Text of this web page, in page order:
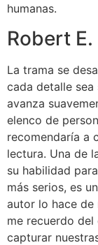
humanas.
Robert
La trama se
cada detalle
avanza
elenco de
recomendaría a
lectura. Una de
su habilidad
más serios, es
autor lo hace de
me recuerdo
capturar